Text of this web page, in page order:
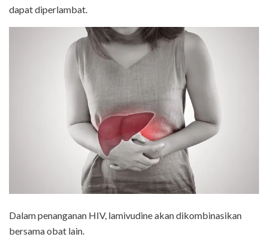
dapat diperlambat.
Dalam penanganan HIV, lamivudine akan dikombinasikan
bersama obat lain.